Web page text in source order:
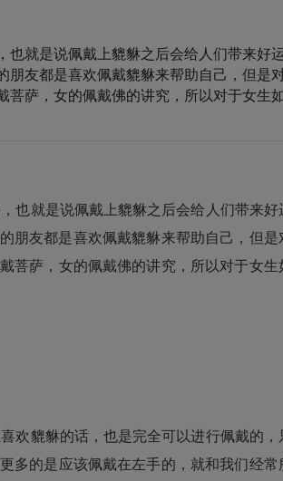
也就是说佩戴上貔貅之后会给人们带来好
朋友都是喜欢佩戴貔貅来帮助自己，但是
萨，女的佩戴佛的讲究，所以对于女生
也就是说佩戴上貔貅之后会给人们带来好
朋友都是喜欢佩戴貔貅来帮助自己，但是
菩萨，女的佩戴佛的讲究，所以对于女生
欢貔貅的话，也是完全可以进行佩戴的，
多的是应该佩戴在左手的，就和我们经常